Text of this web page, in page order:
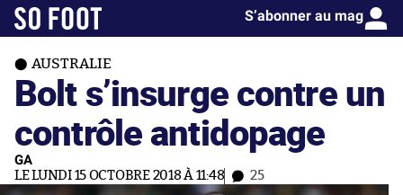
S’abonner au mag
AUSTRALIE
Bolt s’insurge contre un
contrôle antidopage
GA
LE LUNDI 15 OCTOBRE 2018 À 11:48 25